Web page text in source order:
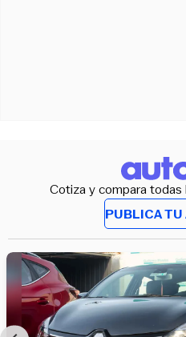
Cotiza y compara
PUBLICA TU